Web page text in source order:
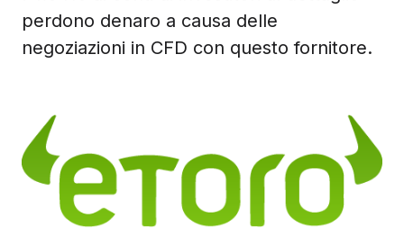
perdono denaro a causa delle
negoziazioni in CFD con questo fornitore.